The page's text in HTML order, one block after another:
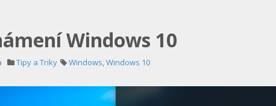
Windows 10
Tipy a Triky Windows,Windows 10